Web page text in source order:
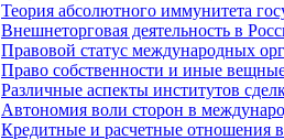
Теория абсолютного иммунитета
Внешнеторговая деятельность в
Правовой статус международных
Право собственности и иные
Различные аспекты институтов
Автономия воли сторон в
Кредитные и расчетные отношения